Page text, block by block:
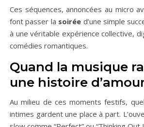
Ces séquences, annoncées au micro
font passer la soirée d’une simple
à une véritable expérience collective,
comédies romantiques.
Quand la musique
une histoire
Au milieu de ces moments festifs,
intimes gardent une place à part.